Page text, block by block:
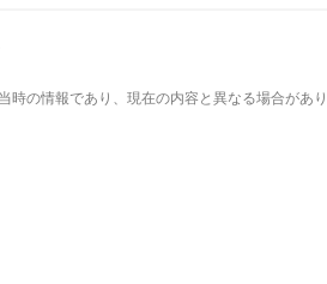
識の深さは業界内でも高く評価されている。現
時の情報であり、現在の内容と異なる場合があり